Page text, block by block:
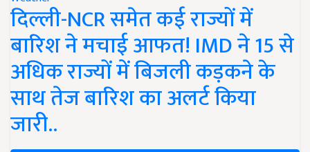
दिल्ली-NCR समेत कई राज्यों में
बारिश ने मचाई आफत! IMD ने 15 से
अधिक राज्यों में बिजली कड़कने के
साथ तेज बारिश का अलर्ट किया
जारी..